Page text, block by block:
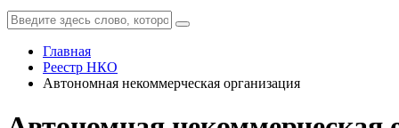
Главная
Реестр НКО
Автономная некоммерческая организация